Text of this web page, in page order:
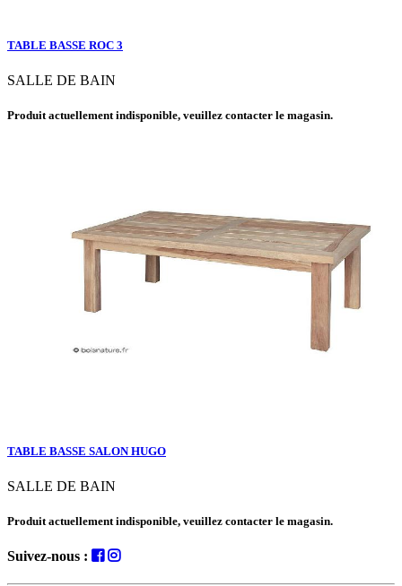
TABLE BASSE ROC 3
SALLE DE BAIN
Produit actuellement indisponible, veuillez contacter le magasin.
TABLE BASSE SALON HUGO
SALLE DE BAIN
Produit actuellement indisponible, veuillez contacter le magasin.
Suivez-nous :